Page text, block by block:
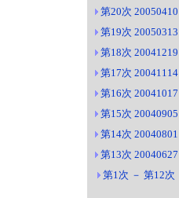
第20次 20050410
第19次 20050313
第18次 20041219
第17次 20041114
第16次 20041017
第15次 20040905
第14次 20040801
第13次 20040627
第1次 － 第12次